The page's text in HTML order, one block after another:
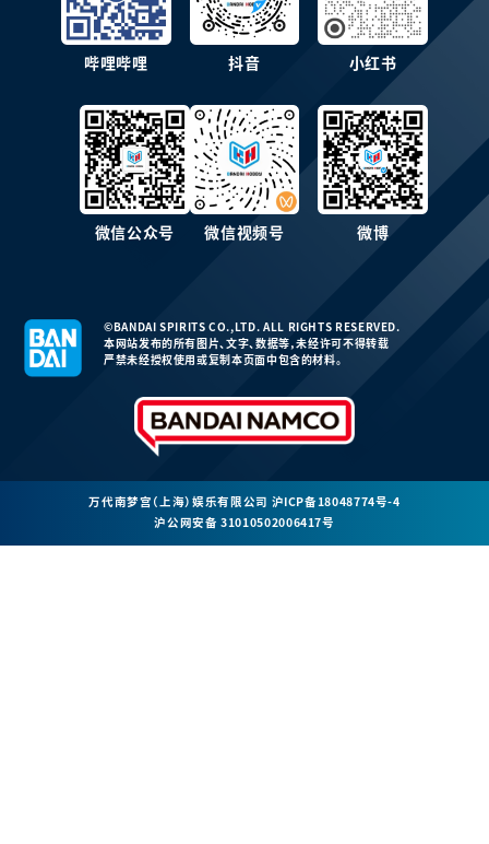
哔哩哔哩 抖音 小红书
微信公众号 微信视频号 微博
©BANDAI SPIRITS CO.,LTD. ALL RIGHTS RESERVED.
本网站发布的所有图片、文字、数据等，未经许可不得转载
严禁未经授权使用或复制本页面中包含的材料。
万代南梦宫（上海）娱乐有限公司 沪ICP备18048774号-4
沪公网安备 31010502006417号